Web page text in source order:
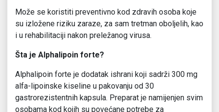
Može se koristiti preventivno kod zdravih osoba koje
su izložene riziku zaraze, za sam tretman oboljelih, kao
i u rehabilitaciji nakon preležanog virusa.
Šta je Alphalipoin forte?
Alphalipoin forte je dodatak ishrani koji sadrži 300 mg
alfa-lipoinske kiseline u pakovanju od 30
gastrorezistentnih kapsula. Preparat je namijenjen svim
osobama kod kojih su povećane potrebe za